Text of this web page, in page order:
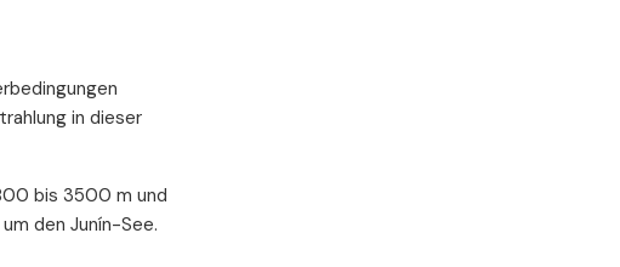
in dieser
bis 3500 m und
den Junín-See.